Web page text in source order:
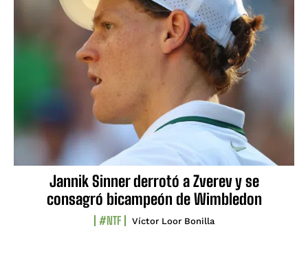
Jannik Sinner derrotó a Zverev y se
consagró bicampeón de Wimbledon
#NTF Víctor Loor Bonilla